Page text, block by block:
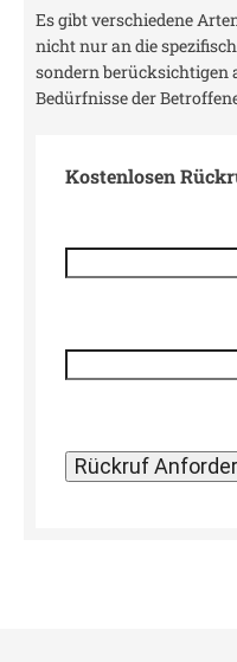
Es gibt verschiedene
nicht nur an die
sondern berücksichtigen
Bedürfnisse der
Kostenlosen